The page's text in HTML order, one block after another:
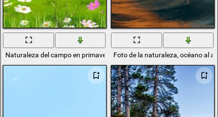
Naturaleza del campo en primavera Foto de la naturaleza, océano al